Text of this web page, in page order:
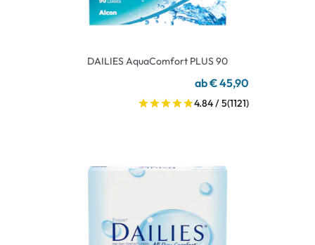
DAILIES AquaComfort PLUS 90
ab € 45,90
4.84 / 5(1121)